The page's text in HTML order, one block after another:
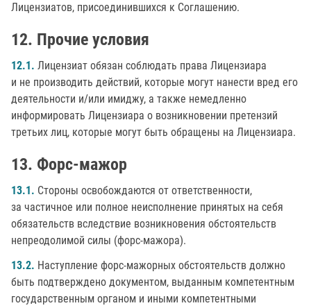
Лицензиатов, присоединившихся к Соглашению.
Прочие условия
12.1. Лицензиат обязан соблюдать права Лицензиара
и не производить действий, которые могут нанести вред его
деятельности и/или имиджу, а также немедленно
информировать Лицензиара о возникновении претензий
третьих лиц, которые могут быть обращены на Лицензиара.
Форс-мажор
13.1. Стороны освобождаются от ответственности,
за частичное или полное неисполнение принятых на себя
обязательств вследствие возникновения обстоятельств
непреодолимой силы (форс-мажора).
13.2. Наступление форс-мажорных обстоятельств должно
быть подтверждено документом, выданным компетентным
государственным органом и иными компетентными